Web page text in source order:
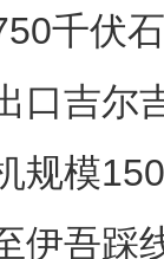
千伏
口吉尔
交
规模
伊吾踩